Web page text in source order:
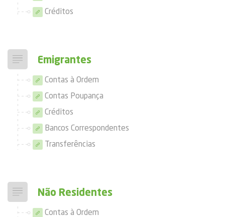
Créditos
Emigrantes
Contas à Ordem
Contas Poupança
Créditos
Bancos Correspondentes
Transferências
Não Residentes
Contas à Ordem